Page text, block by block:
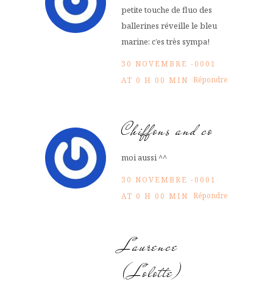
petite touche de fluo des
ballerines réveille le bleu
marine: c’es très sympa!
30 NOVEMBRE -0001
AT 0 H 00 MIN Répondre
Chiffons and co
moi aussi ^^
30 NOVEMBRE -0001
AT 0 H 00 MIN Répondre
Laurence
(Lolotte)